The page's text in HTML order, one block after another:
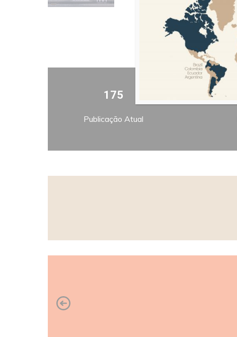
175
Publicação Atual